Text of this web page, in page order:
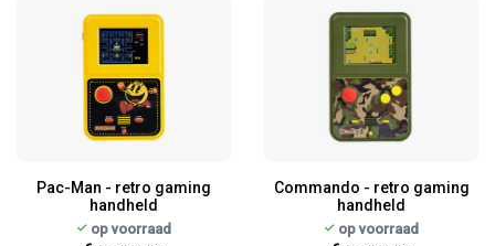
Pac-Man - retro gaming
handheld
op voorraad
Commando - retro gaming
handheld
op voorraad